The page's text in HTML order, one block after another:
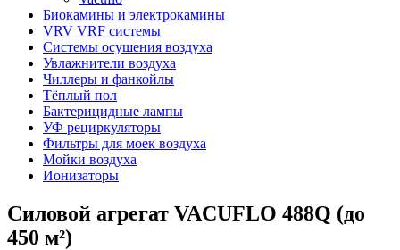
Биокамины и электрокамины
VRV VRF системы
Системы осушения воздуха
Увлажнители воздуха
Чиллеры и фанкойлы
Тёплый пол
Бактерицидные лампы
УФ рециркуляторы
Фильтры для моек воздуха
Мойки воздуха
Ионизаторы
Силовой агрегат VACUFLO 488Q (до
450 м²)